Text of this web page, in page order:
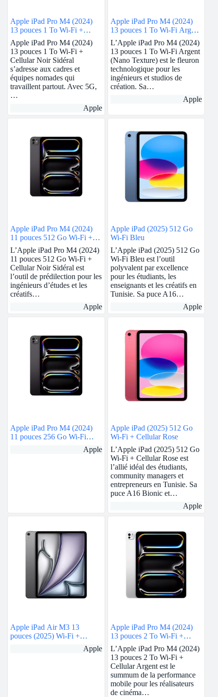
Apple iPad Pro M4 (2024)
13 pouces 1 To Wi-Fi +
Cellular Noir Sidéral
Apple iPad Pro M4 (2024)
13 pouces 1 To Wi-Fi +
Cellular Noir Sidéral
s’adresse aux cadres et
équipes nomades qui
travaillent partout. Avec 5G,
…
Apple
Apple iPad Pro M4 (2024)
13 pouces 1 To Wi-Fi Argent
(Nano Texture)
L’Apple iPad Pro M4 (2024)
13 pouces 1 To Wi-Fi Argent
(Nano Texture) est le fleuron
technologique pour les
ingénieurs et studios de
création. Sa…
Apple
Apple iPad Pro M4 (2024)
11 pouces 512 Go Wi-Fi +
Cellular Noir Sidéral
L’Apple iPad Pro M4 (2024)
11 pouces 512 Go Wi-Fi +
Cellular Noir Sidéral est
l’outil de prédilection pour les
ingénieurs d’études et les
créatifs…
Apple
Apple iPad (2025) 512 Go
Wi-Fi Bleu
L’Apple iPad (2025) 512 Go
Wi-Fi Bleu est l’outil
polyvalent par excellence
pour les étudiants, les
enseignants et les créatifs en
Tunisie. Sa puce A16…
Apple
Apple iPad Pro M4 (2024)
11 pouces 256 Go Wi-Fi
Apple
Apple iPad (2025) 512 Go
Wi-Fi + Cellular Rose
L’Apple iPad (2025) 512 Go
Wi-Fi + Cellular Rose est
l’allié idéal des étudiants,
community managers et
entrepreneurs en Tunisie. Sa
puce A16 Bionic et…
Apple
Apple iPad Air M3 13
pouces (2025) Wi-Fi +
Cellular 1 To Gris SidéralApple
Apple iPad Pro M4 (2024)
13 pouces 2 To Wi-Fi +
Cellular Argent
L’Apple iPad Pro M4 (2024)
13 pouces 2 To Wi-Fi +
Cellular Argent est le
summum de la performance
mobile pour les réalisateurs
de cinéma…